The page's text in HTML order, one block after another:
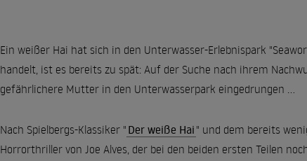
Ein weißer Hai hat sich in den Unterwasser-Erlebnispark
handelt, ist es bereits zu spät: Auf der Suche nach ihrem
gefährlichere Mutter in den Unterwasserpark eingedrungen ...
Nach Spielbergs-Klassiker " Der weiße Hai " und dem bereits
Horrorthriller von Joe Alves, der bei den beiden ersten Teilen